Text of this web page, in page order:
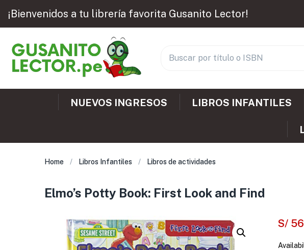
¡Bienvenidos a tu librería favorita Gusanito Lector!
NUEVOS INGRESOS LIBROS INFANTILES
Home Libros Infantiles Libros de actividades
Elmo’s Potty Book: First Look and Find
S/